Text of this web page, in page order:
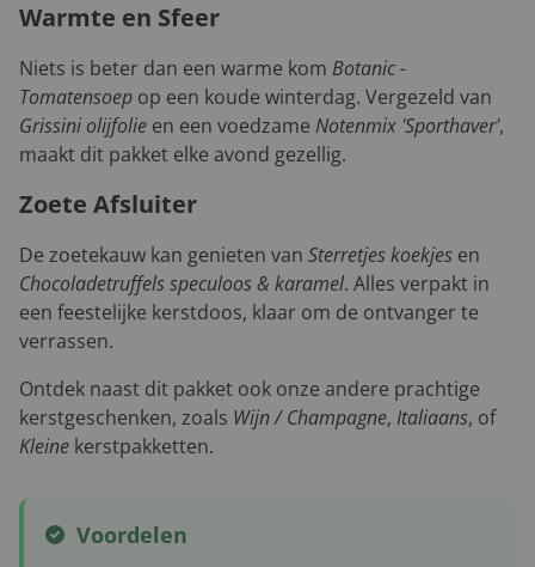
Warmte en Sfeer
Niets is beter dan een warme kom Botanic -
Tomatensoep op een koude winterdag. Vergezeld van
Grissini olijfolie en een voedzame Notenmix 'Sporthaver',
maakt dit pakket elke avond gezellig.
Zoete Afsluiter
De zoetekauw kan genieten van Sterretjes koekjes en
Chocoladetruffels speculoos & karamel. Alles verpakt in
een feestelijke kerstdoos, klaar om de ontvanger te
verrassen.
Ontdek naast dit pakket ook onze andere prachtige
kerstgeschenken, zoals Wijn / Champagne, Italiaans, of
Kleine kerstpakketten.
Voordelen